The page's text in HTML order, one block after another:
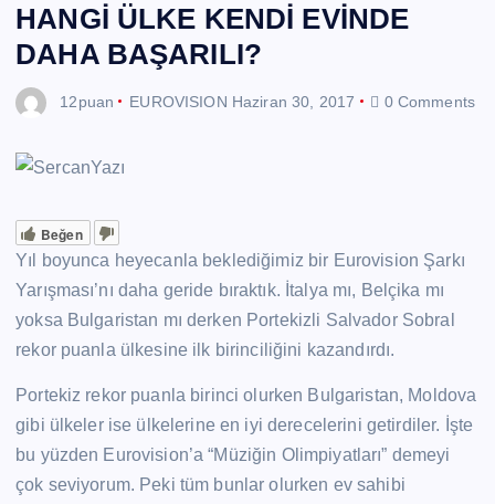
HANGİ ÜLKE KENDİ EVİNDE
DAHA BAŞARILI?
12puan EUROVISION Haziran 30, 2017 0 Comments
Beğen
Yıl boyunca heyecanla beklediğimiz bir Eurovision Şarkı
Yarışması’nı daha geride bıraktık. İtalya mı, Belçika mı
yoksa Bulgaristan mı derken Portekizli Salvador Sobral
rekor puanla ülkesine ilk birinciliğini kazandırdı.
Portekiz rekor puanla birinci olurken Bulgaristan, Moldova
gibi ülkeler ise ülkelerine en iyi derecelerini getirdiler. İşte
bu yüzden Eurovision’a “Müziğin Olimpiyatları” demeyi
çok seviyorum. Peki tüm bunlar olurken ev sahibi